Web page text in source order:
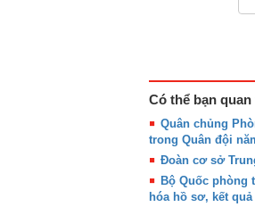
Có thể bạn quan
Quân chủng
trong Quân đội
Đoàn cơ sở
Bộ Quốc phòng
hóa hồ sơ, kết